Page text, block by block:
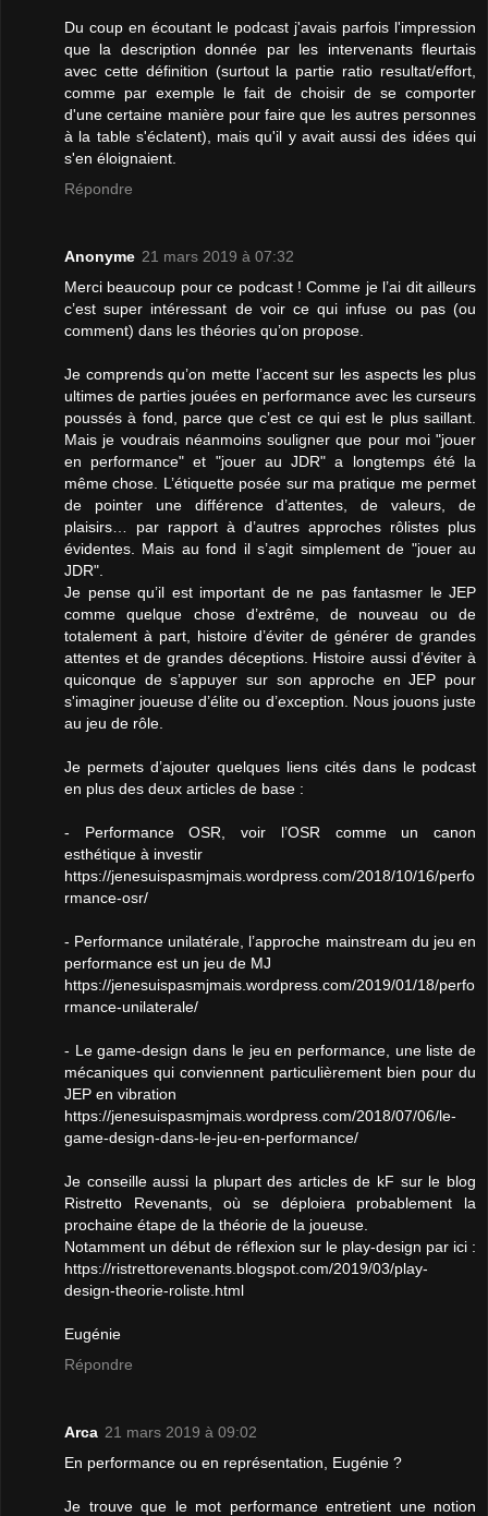
Du coup en écoutant le podcast j'avais parfois l'impression
que la description donnée par les intervenants fleurtais
avec cette définition (surtout la partie ratio resultat/effort,
comme par exemple le fait de choisir de se comporter
d'une certaine manière pour faire que les autres personnes
à la table s'éclatent), mais qu'il y avait aussi des idées qui
s'en éloignaient.
Répondre
Anonyme 21 mars 2019 à 07:32
Merci beaucoup pour ce podcast ! Comme je l’ai dit ailleurs
c’est super intéressant de voir ce qui infuse ou pas (ou
comment) dans les théories qu’on propose.
Je comprends qu’on mette l’accent sur les aspects les plus
ultimes de parties jouées en performance avec les curseurs
poussés à fond, parce que c’est ce qui est le plus saillant.
Mais je voudrais néanmoins souligner que pour moi "jouer
en performance" et "jouer au JDR" a longtemps été la
même chose. L’étiquette posée sur ma pratique me permet
de pointer une différence d’attentes, de valeurs, de
plaisirs… par rapport à d’autres approches rôlistes plus
évidentes. Mais au fond il s’agit simplement de "jouer au
JDR".
Je pense qu’il est important de ne pas fantasmer le JEP
comme quelque chose d’extrême, de nouveau ou de
totalement à part, histoire d’éviter de générer de grandes
attentes et de grandes déceptions. Histoire aussi d’éviter à
quiconque de s’appuyer sur son approche en JEP pour
s'imaginer joueuse d’élite ou d’exception. Nous jouons juste
au jeu de rôle.
Je permets d’ajouter quelques liens cités dans le podcast
en plus des deux articles de base :
- Performance OSR, voir l’OSR comme un canon
esthétique à investir
https://jenesuispasmjmais.wordpress.com/2018/10/16/perfo
rmance-osr/
- Performance unilatérale, l’approche mainstream du jeu en
performance est un jeu de MJ
https://jenesuispasmjmais.wordpress.com/2019/01/18/perfo
rmance-unilaterale/
- Le game-design dans le jeu en performance, une liste de
mécaniques qui conviennent particulièrement bien pour du
JEP en vibration
https://jenesuispasmjmais.wordpress.com/2018/07/06/le-
game-design-dans-le-jeu-en-performance/
Je conseille aussi la plupart des articles de kF sur le blog
Ristretto Revenants, où se déploiera probablement la
prochaine étape de la théorie de la joueuse.
Notamment un début de réflexion sur le play-design par ici :
https://ristrettorevenants.blogspot.com/2019/03/play-
design-theorie-roliste.html
Eugénie
Répondre
Arca 21 mars 2019 à 09:02
En performance ou en représentation, Eugénie ?
Je trouve que le mot performance entretient une notion